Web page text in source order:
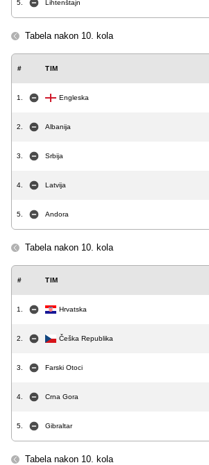
5. Lihtenštajn
Tabela nakon 10. kola
# TIM
1. Engleska
2. Albanija
3. Srbija
4. Latvija
5. Andora
Tabela nakon 10. kola
# TIM
1. Hrvatska
2. Češka Republika
3. Farski Otoci
4. Crna Gora
5. Gibraltar
Tabela nakon 10. kola